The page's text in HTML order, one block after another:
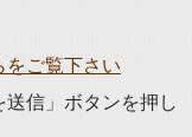
をご覧下さい
信」ボタンを押し